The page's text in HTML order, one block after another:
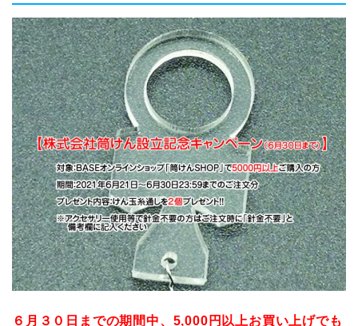
６月３０日までの期間中、5,000円以上お買い上げでも